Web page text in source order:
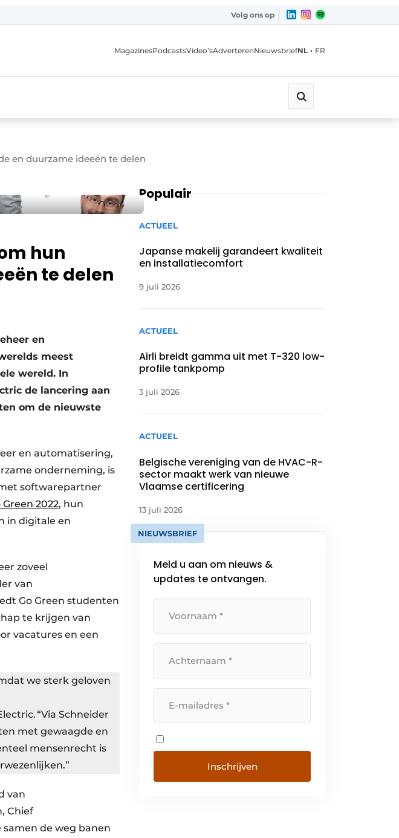
Volg ons op
MagazinesPodcastsVideo’sAdverterenNieuwsbriefNL • FR
en duurzame ideeën te delen
hun
te delen
en
meest
wereld. In
de lancering aan
om de nieuwste
en automatisering,
onderneming, is
softwarepartner
2022, hun
in digitale en
zoveel
van
Go Green studenten
te krijgen van
vacatures en een
we sterk geloven
“Via Schneider
met gewaagde en
mensenrecht is
van
Chief
samen de weg banen
Populair
ACTUEEL
Japanse makelij garandeert kwaliteit
en installatiecomfort
9 juli 2026
ACTUEEL
Airli breidt gamma uit met T-320 low-
profile tankpomp
3 juli 2026
ACTUEEL
Belgische vereniging van de HVAC-R-
sector maakt werk van nieuwe
Vlaamse certificering
13 juli 2026
NIEUWSBRIEF
Meld u aan om nieuws &
updates te ontvangen.